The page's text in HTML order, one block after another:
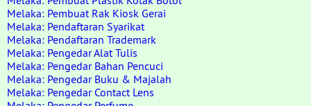
Melaka: Pembuat Rak Kiosk Gerai
Melaka: Pendaftaran Syarikat
Melaka: Pendaftaran Trademark
Melaka: Pengedar Alat Tulis
Melaka: Pengedar Bahan Pencuci
Melaka: Pengedar Buku & Majalah
Melaka: Pengedar Contact Lens